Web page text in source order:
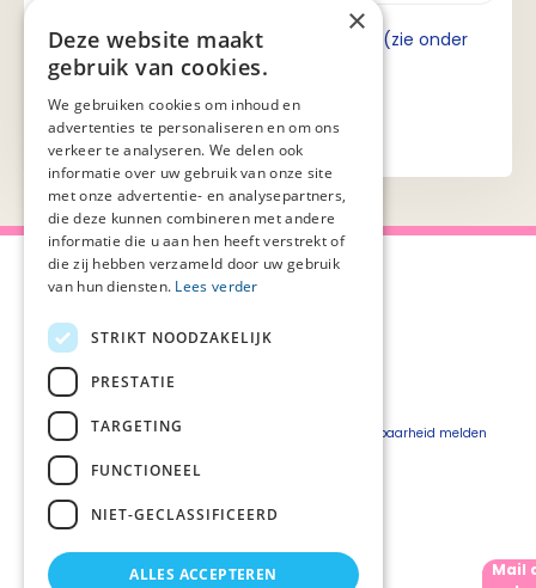
Ik ga akkoord met de privacyverklaring (zie onder
aan de pagina).
Over Palliaweb
Over PZNL
Pers
Vacatures
Webshop
Privacyverklaring
Beveiligingskwetsbaarheid melden
Mail
×
Deze website maakt
gebruik van cookies.
We gebruiken cookies om inhoud en
advertenties te personaliseren en om ons
verkeer te analyseren. We delen ook
informatie over uw gebruik van onze site
met onze advertentie- en analysepartners,
die deze kunnen combineren met andere
informatie die u aan hen heeft verstrekt of
die zij hebben verzameld door uw gebruik
van hun diensten. Lees verder
STRIKT NOODZAKELIJK
PRESTATIE
TARGETING
FUNCTIONEEL
NIET-GECLASSIFICEERD
ALLES ACCEPTEREN